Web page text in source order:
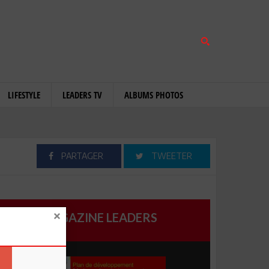
LIFESTYLE LEADERS TV ALBUMS PHOTOS
PARTAGER TWEETER
MAGAZINE LEADERS